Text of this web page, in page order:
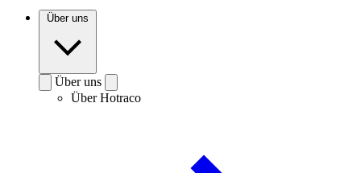
Über uns
Über uns
Über Hotraco